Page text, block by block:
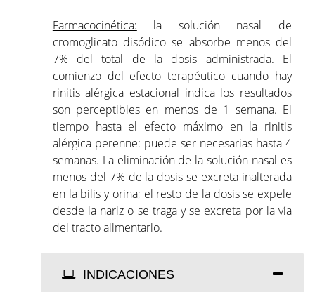
Farmacocinética: la solución nasal de
cromoglicato disódico se absorbe menos del
7% del total de la dosis administrada. El
comienzo del efecto terapéutico cuando hay
rinitis alérgica estacional indica los resultados
son perceptibles en menos de 1 semana. El
tiempo hasta el efecto máximo en la rinitis
alérgica perenne: puede ser necesarias hasta 4
semanas. La eliminación de la solución nasal es
menos del 7% de la dosis se excreta inalterada
en la bilis y orina; el resto de la dosis se expele
desde la nariz o se traga y se excreta por la vía
del tracto alimentario.
INDICACIONES